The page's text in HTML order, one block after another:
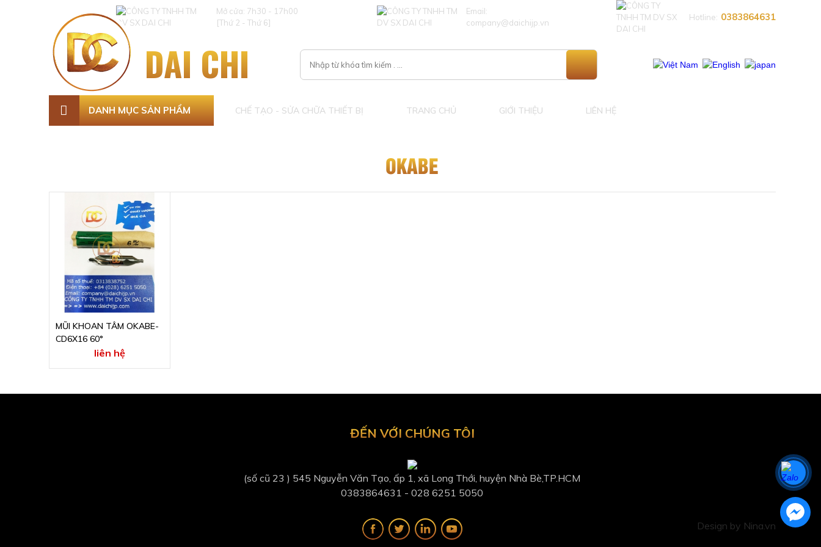
Mở cửa: 7h30 - 17h00
[Thứ 2 - Thứ 6]
Email:
company@daichijp.vn
Hotline: 0383864631​
DAI CHI
DANH MỤC SẢN PHẨM CHẾ TẠO - SỬA CHỮA THIẾT BỊ TRANG CHỦ GIỚI THIỆU LIÊN HỆ
OKABE
MŨI KHOAN TÂM OKABE-
CD6X16 60°
liên hệ
ĐẾN VỚI CHÚNG TÔI
(số cũ 23 ) 545 Nguyễn Văn Tạo, ấp 1, xã Long Thới, huyện Nhà Bè,TP.HCM
0383864631​ - 028 6251 5050
Design by Nina.vn